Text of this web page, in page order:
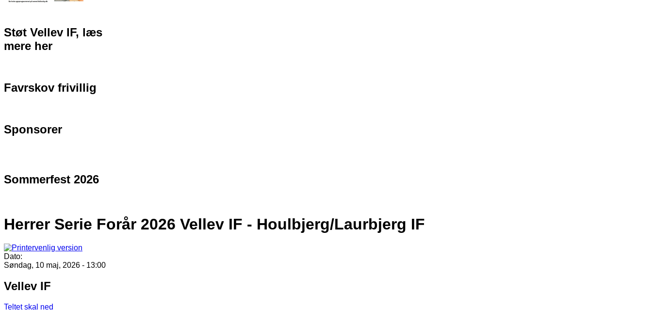
Støt Vellev IF, læs
mere her
Favrskov frivillig
Sponsorer
Sommerfest 2026
Herrer Serie Forår 2026 Vellev IF - Houlbjerg/Laurbjerg IF
Dato:
Søndag, 10 maj, 2026 - 13:00
Vellev IF
Teltet skal ned